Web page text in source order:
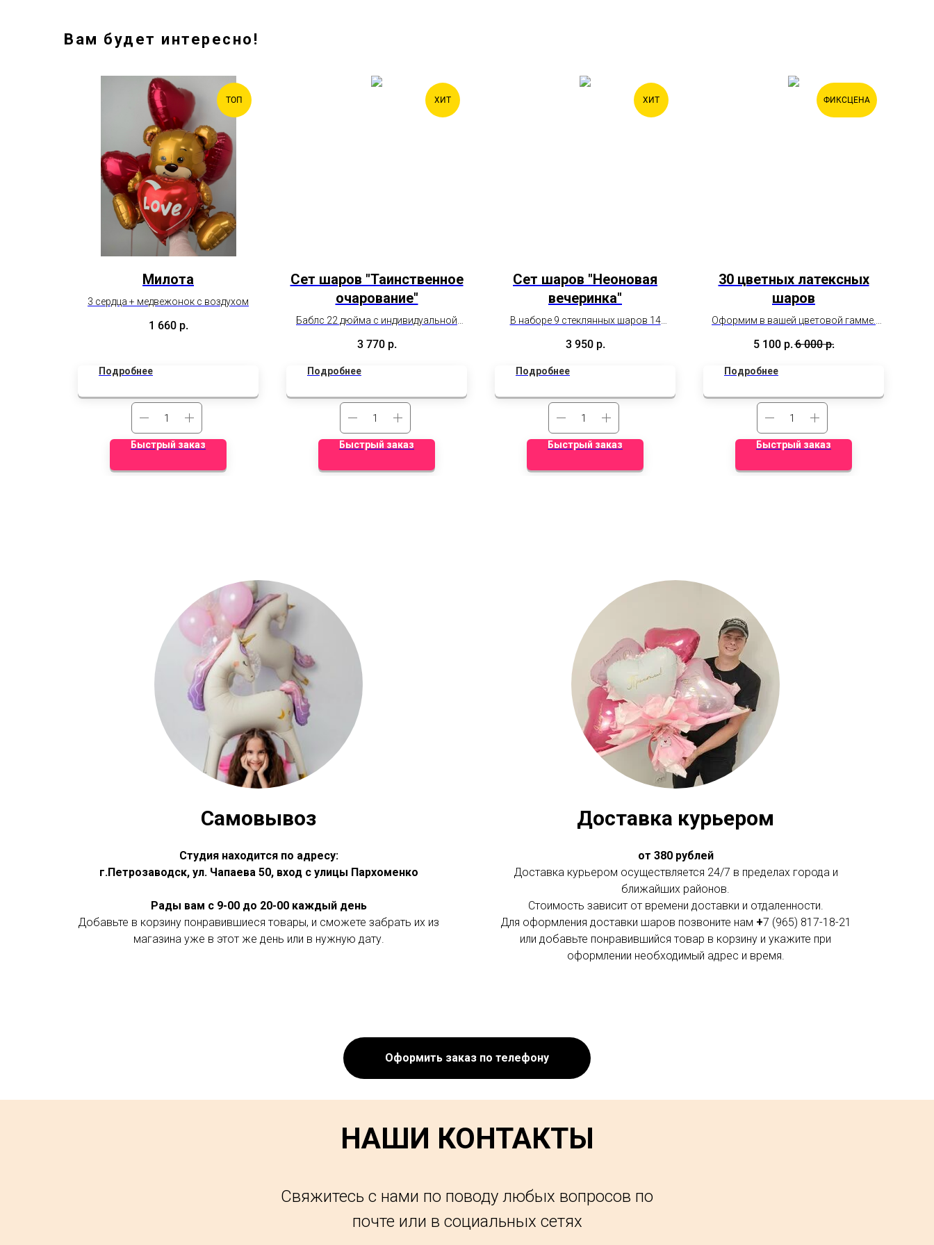
Вам будет интересно!
ТОП
Милота
3 сердца + медвежонок с воздухом
1 660 р.
Подробнее
Быстрый заказ
ХИТ
Сет шаров "Таинственное
очарование"
Баблс 22 дюйма с индивидуальной
и 18д латекс
3 770 р.
Подробнее
Быстрый заказ
ХИТ
Сет шаров "Неоновая
вечеринка"
В наборе 9 стеклянных шаров 14
18 дюймов с оформлением (роспись
красками и надпись индивидуальная
на шаре)
3 950 р.
Подробнее
Быстрый заказ
ФИКСЦЕНА
30 цветных латексных
шаров
Оформим в вашей цветовой гамме.
Дополнительные скидки не
5 100 р.6 000 р.
Подробнее
Быстрый заказ
Самовывоз
Студия находится по адресу:
г.Петрозаводск, ул. Чапаева 50, вход с улицы Пархоменко
Рады вам с 9-00 до 20-00 каждый день
Добавьте в корзину понравившиеся товары, и сможете забрать их из
магазина уже в этот же день или в нужную дату.
Доставка курьером
от 380 рублей
Доставка курьером осуществляется 24/7 в пределах города и
ближайших районов.
Стоимость зависит от времени доставки и отдаленности.
Для оформления доставки шаров позвоните нам +7 (965) 817-18-21
или добавьте понравившийся товар в корзину и укажите при
оформлении необходимый адрес и время.
Оформить заказ по телефону
НАШИ КОНТАКТЫ
Свяжитесь с нами по поводу любых вопросов по
почте или в социальных сетях